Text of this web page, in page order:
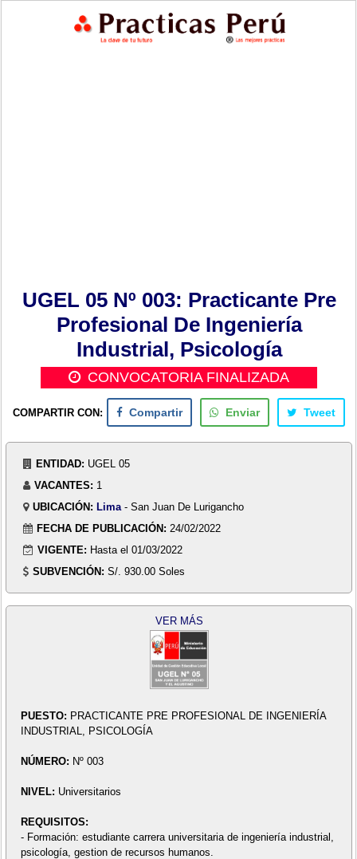
UGEL 05 Nº 003: Practicante Pre
Profesional De Ingeniería
Industrial, Psicología
CONVOCATORIA FINALIZADA
COMPARTIR CON: Compartir Enviar Tweet
ENTIDAD: UGEL 05
VACANTES: 1
UBICACIÓN: Lima - San Juan De Lurigancho
FECHA DE PUBLICACIÓN: 24/02/2022
VIGENTE: Hasta el 01/03/2022
SUBVENCIÓN: S/. 930.00 Soles
VER MÁS
PUESTO: PRACTICANTE PRE PROFESIONAL DE INGENIERÍA
INDUSTRIAL, PSICOLOGÍA
NÚMERO: Nº 003
NIVEL: Universitarios
REQUISITOS:
- Formación: estudiante carrera universitaria de ingeniería industrial,
psicología, gestion de recursos humanos.